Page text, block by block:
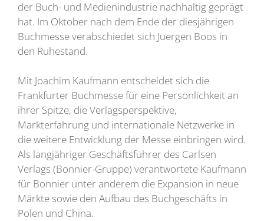
der Buch- und Medienindustrie nachhaltig geprägt
hat. Im Oktober nach dem Ende der diesjährigen
Buchmesse verabschiedet sich Juergen Boos in
den Ruhestand.
Mit Joachim Kaufmann entscheidet sich die
Frankfurter Buchmesse für eine Persönlichkeit an
ihrer Spitze, die Verlagsperspektive,
Markterfahrung und internationale Netzwerke in
die weitere Entwicklung der Messe einbringen wird.
Als langjähriger Geschäftsführer des Carlsen
Verlags (Bonnier-Gruppe) verantwortete Kaufmann
für Bonnier unter anderem die Expansion in neue
Märkte sowie den Aufbau des Buchgeschäfts in
Polen und China.